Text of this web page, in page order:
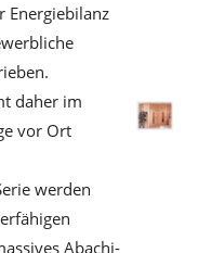
Energiebilanz
daher im
vor Ort
werden
Abachi-